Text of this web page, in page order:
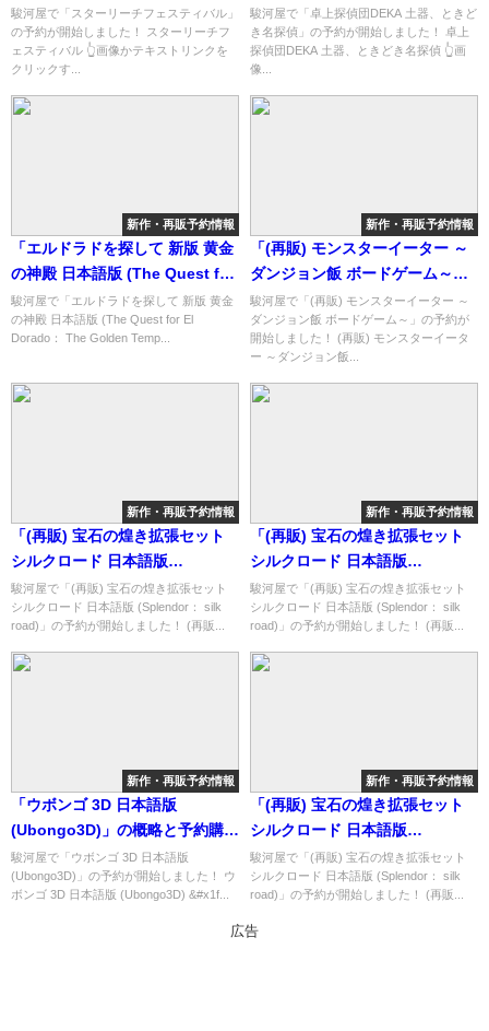
ョップ紹介！
駿河屋で「スターリーチフェスティバル」
の予約が開始しました！ スターリーチフ
ェスティバル 👆画像かテキストリンクを
クリックす...
可能なショップ紹介！
駿河屋で「卓上探偵団DEKA 土器、ときど
き名探偵」の予約が開始しました！ 卓上
探偵団DEKA 土器、ときどき名探偵 👆画
像...
新作・再販予約情報
「エルドラドを探して 新版 黄金
の神殿 日本語版 (The Quest for
El Dorado： The Golden
Temples)」の概略と予約購入可
駿河屋で「エルドラドを探して 新版 黄金
の神殿 日本語版 (The Quest for El
Dorado： The Golden Temp...
新作・再販予約情報
「(再販) モンスターイーター ～
ダンジョン飯 ボードゲーム～」
の概略と予約購入可能なショッ
プ紹介！
駿河屋で「(再販) モンスターイーター ～
ダンジョン飯 ボードゲーム～」の予約が
開始しました！ (再販) モンスターイータ
ー ～ダンジョン飯...
新作・再販予約情報
「(再販) 宝石の煌き拡張セット
シルクロード 日本語版
(Splendor： silk road)」の概略
と予約購入可能なショップ紹
介！
駿河屋で「(再販) 宝石の煌き拡張セット
シルクロード 日本語版 (Splendor： silk
road)」の予約が開始しました！ (再販...
新作・再販予約情報
「(再販) 宝石の煌き拡張セット
シルクロード 日本語版
(Splendor： silk road)」の概略
と予約購入可能なショップ紹
介！
駿河屋で「(再販) 宝石の煌き拡張セット
シルクロード 日本語版 (Splendor： silk
road)」の予約が開始しました！ (再販...
新作・再販予約情報
「ウボンゴ 3D 日本語版
(Ubongo3D)」の概略と予約購入
可能なショップ紹介！
駿河屋で「ウボンゴ 3D 日本語版
(Ubongo3D)」の予約が開始しました！ ウ
ボンゴ 3D 日本語版 (Ubongo3D) &#x1f...
新作・再販予約情報
「(再販) 宝石の煌き拡張セット
シルクロード 日本語版
(Splendor： silk road)」の概略
と予約購入可能なショップ紹
介！
駿河屋で「(再販) 宝石の煌き拡張セット
シルクロード 日本語版 (Splendor： silk
road)」の予約が開始しました！ (再販...
広告